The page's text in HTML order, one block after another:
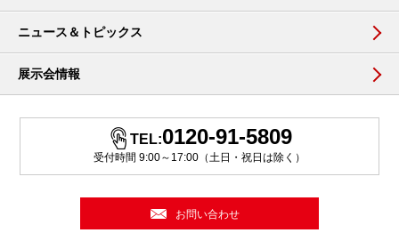
ニュース＆トピックス
展示会情報
TEL:0120-91-5809
受付時間 9:00～17:00（土日・祝日は除く）
お問い合わせ